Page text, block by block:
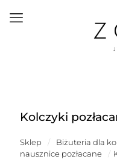
Kolczyki
Sklep / Biżuteria dla
nausznice pozłacane
/